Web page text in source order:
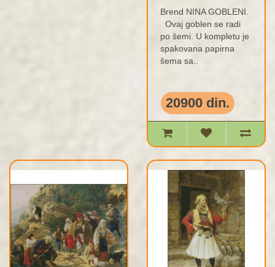
Brend NINA GOBLENI.
Ovaj goblen se radi
po šemi. U kompletu je
spakovana papirna
šema sa..
20900 din.